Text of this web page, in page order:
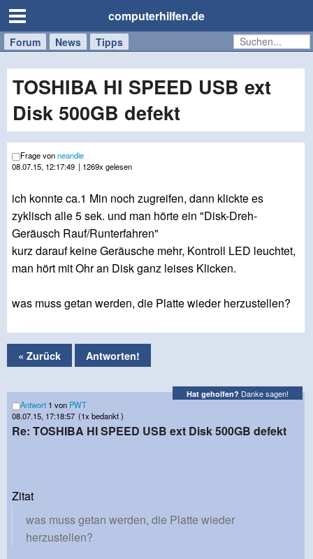
computerhilfen.de
Forum News Tipps
Handy
Tablet
Windows
Mac
TOSHIBA HI SPEED USB ext
Disk 500GB defekt
Frage vonneandie
08.07.15, 12:17:49 | 1269x gelesen
ich konnte ca.1 Min noch zugreifen, dann klickte es
zyklisch alle 5 sek. und man hörte ein "Disk-Dreh-
Geräusch Rauf/Runterfahren"
kurz darauf keine Geräusche mehr, Kontroll LED leuchtet,
man hört mit Ohr an Disk ganz leises Klicken.
was muss getan werden, die Platte wieder herzustellen?
« Zurück Antworten!
Hat geholfen? Danke sagen!
Antwort 1 von PWT
08.07.15, 17:18:57 (1x bedankt )
Re: TOSHIBA HI SPEED USB ext Disk 500GB defekt
Zitat
was muss getan werden, die Platte wieder
herzustellen?